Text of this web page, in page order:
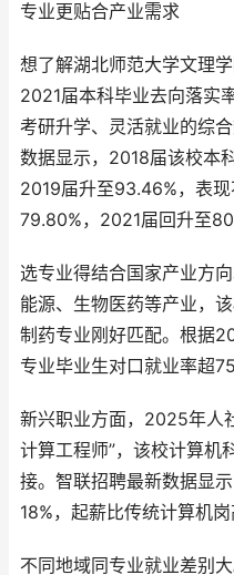
专业更贴合产业需求
想了解湖北师范大学文理
2021届本科毕业去向落实
考研升学、灵活就业的综合
数据显示，2018届该校本
2019届升至93.46%，表
79.80%，2021届回升至
选专业得结合国家产业方
能源、生物医药等产业，
制药专业刚好匹配。根据
专业毕业生对口就业率超
新兴职业方面，2025年人
计算工程师”，该校计算机
接。智联招聘最新数据显
18%，起薪比传统计算机岗
不同地域同专业就业差别